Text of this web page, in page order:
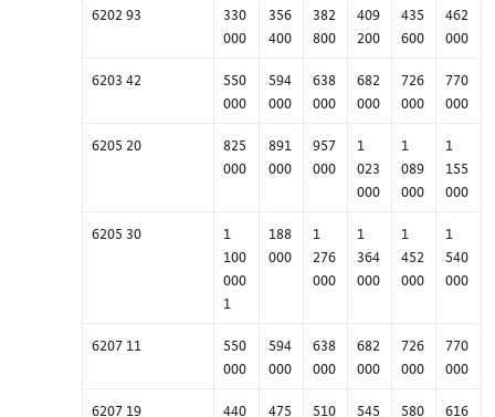
6202 93
330
000
356
400
382
800
409
200
435
600
462
000
6203 42
550
000
594
000
638
000
682
000
726
000
770
000
6205 20
825
000
891
000
957
000
1
023
000
1
089
000
1
155
000
6205 30
1
100
000
1
188
000
1
276
000
1
364
000
1
452
000
1
540
000
6207 11
550
000
594
000
638
000
682
000
726
000
770
000
6207 19
440
475
510
545
580
616